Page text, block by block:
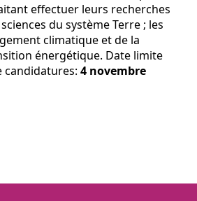
effectuer leurs recherches
du système Terre ; les
climatique et de la
énergétique. Date limite
candidatures: 4 novembre